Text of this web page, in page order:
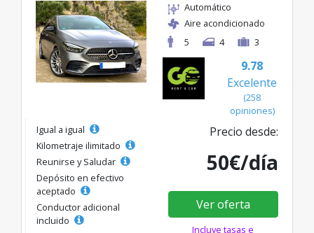
Automático
Aire acondicionado
5
4 3
9.78
Excelente
(258
opiniones)
Igual a igual
Kilometraje ilimitado
Reunirse y Saludar
Depósito en efectivo
aceptado
Conductor adicional
incluido
Precio desde:
50€/día
Ver oferta
Incluye tasas e